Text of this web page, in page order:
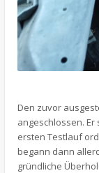
Den zuvor
angeschlossen. Er
ersten Testlauf
begann dann
gründliche